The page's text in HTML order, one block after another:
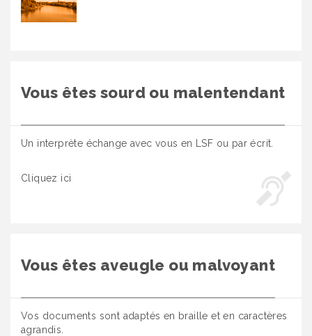
Vous êtes sourd ou malentendant
Un interprète échange avec vous en LSF ou par écrit.
Cliquez ici
Vous êtes aveugle ou malvoyant
Vos documents sont adaptés en braille et en caractères
agrandis.